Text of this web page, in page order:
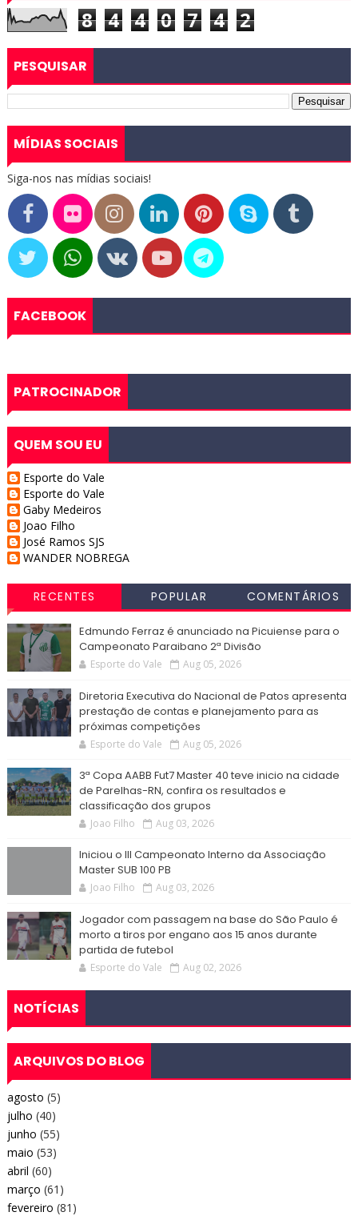
8 4 4 0 7 4 2
PESQUISAR
MÍDIAS SOCIAIS
Siga-nos nas mídias sociais!
FACEBOOK
PATROCINADOR
QUEM SOU EU
Esporte do Vale
Esporte do Vale
Gaby Medeiros
Joao Filho
José Ramos SJS
WANDER NOBREGA
RECENTES POPULAR COMENTÁRIOS
Edmundo Ferraz é anunciado na Picuiense para o
Campeonato Paraibano 2ª Divisão
Esporte do Vale Aug 05, 2026
Diretoria Executiva do Nacional de Patos apresenta
prestação de contas e planejamento para as
próximas competições
Esporte do Vale Aug 05, 2026
3ª Copa AABB Fut7 Master 40 teve inicio na cidade
de Parelhas-RN, confira os resultados e
classificação dos grupos
Joao Filho Aug 03, 2026
Iniciou o III Campeonato Interno da Associação
Master SUB 100 PB
Joao Filho Aug 03, 2026
Jogador com passagem na base do São Paulo é
morto a tiros por engano aos 15 anos durante
partida de futebol
Esporte do Vale Aug 02, 2026
NOTÍCIAS
ARQUIVOS DO BLOG
agosto (5)
julho (40)
junho (55)
maio (53)
abril (60)
março (61)
fevereiro (81)